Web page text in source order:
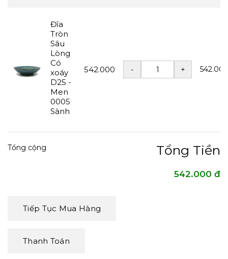
Đĩa
Tròn
Sâu
Lòng
Có
xoáy
D25 -
Men
0005
Sành
542.000
Tổng Tiền
Tổng cộng
542.000 đ
Tiếp Tục Mua Hàng
Thanh Toán